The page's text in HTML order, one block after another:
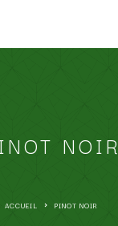
NOIR
ACCUEIL PINOT NOIR